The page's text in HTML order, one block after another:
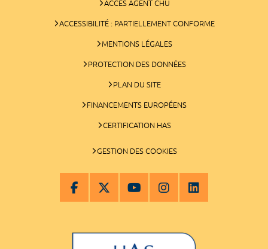
ACCÈS AGENT CHU
ACCESSIBILITÉ : PARTIELLEMENT CONFORME
MENTIONS LÉGALES
PROTECTION DES DONNÉES
PLAN DU SITE
FINANCEMENTS EUROPÉENS
CERTIFICATION HAS
GESTION DES COOKIES